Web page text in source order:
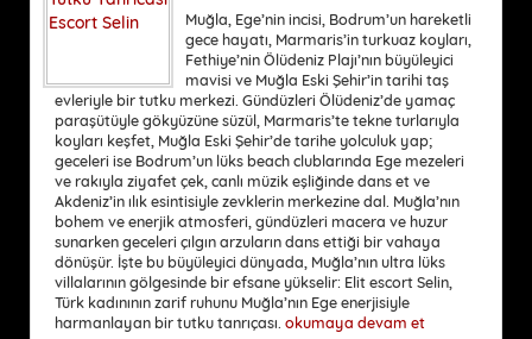
Muğla, Ege’nin incisi, Bodrum’un hareketli
gece hayatı, Marmaris’in turkuaz koyları,
Fethiye’nin Ölüdeniz Plajı’nın büyüleyici
mavisi ve Muğla Eski Şehir’in tarihi taş
evleriyle bir tutku merkezi. Gündüzleri Ölüdeniz’de yamaç
paraşütüyle gökyüzüne süzül, Marmaris’te tekne turlarıyla
koyları keşfet, Muğla Eski Şehir’de tarihe yolculuk yap;
geceleri ise Bodrum’un lüks beach clublarında Ege mezeleri
ve rakıyla ziyafet çek, canlı müzik eşliğinde dans et ve
Akdeniz’in ılık esintisiyle zevklerin merkezine dal. Muğla’nın
bohem ve enerjik atmosferi, gündüzleri macera ve huzur
sunarken geceleri çılgın arzuların dans ettiği bir vahaya
dönüşür. İşte bu büyüleyici dünyada, Muğla’nın ultra lüks
villalarının gölgesinde bir efsane yükselir: Elit escort Selin,
Türk kadınının zarif ruhunu Muğla’nın Ege enerjisiyle
harmanlayan bir tutku tanrıçası. okumaya devam et